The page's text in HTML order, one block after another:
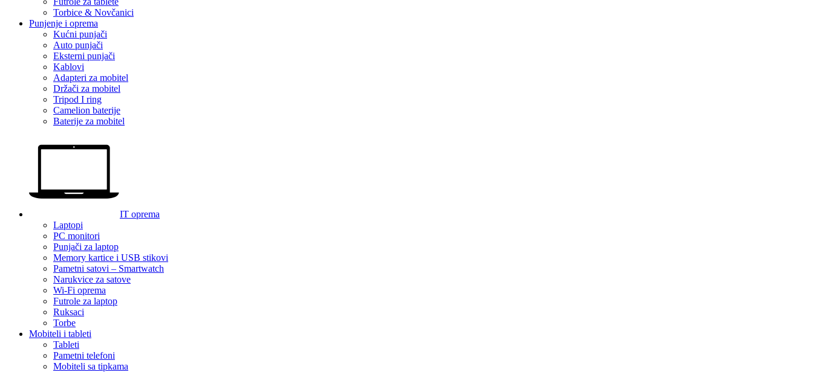
Torbice & Novčanici
Punjenje i oprema
Kućni punjači
Auto punjači
Eksterni punjači
Kablovi
Adapteri za mobitel
Držači za mobitel
Tripod I ring
Camelion baterije
Baterije za mobitel
IT oprema
Laptopi
PC monitori
Punjači za laptop
Memory kartice i USB stikovi
Pametni satovi – Smartwatch
Narukvice za satove
Wi-Fi oprema
Futrole za laptop
Ruksaci
Torbe
Mobiteli i tableti
Tableti
Pametni telefoni
Mobiteli sa tipkama